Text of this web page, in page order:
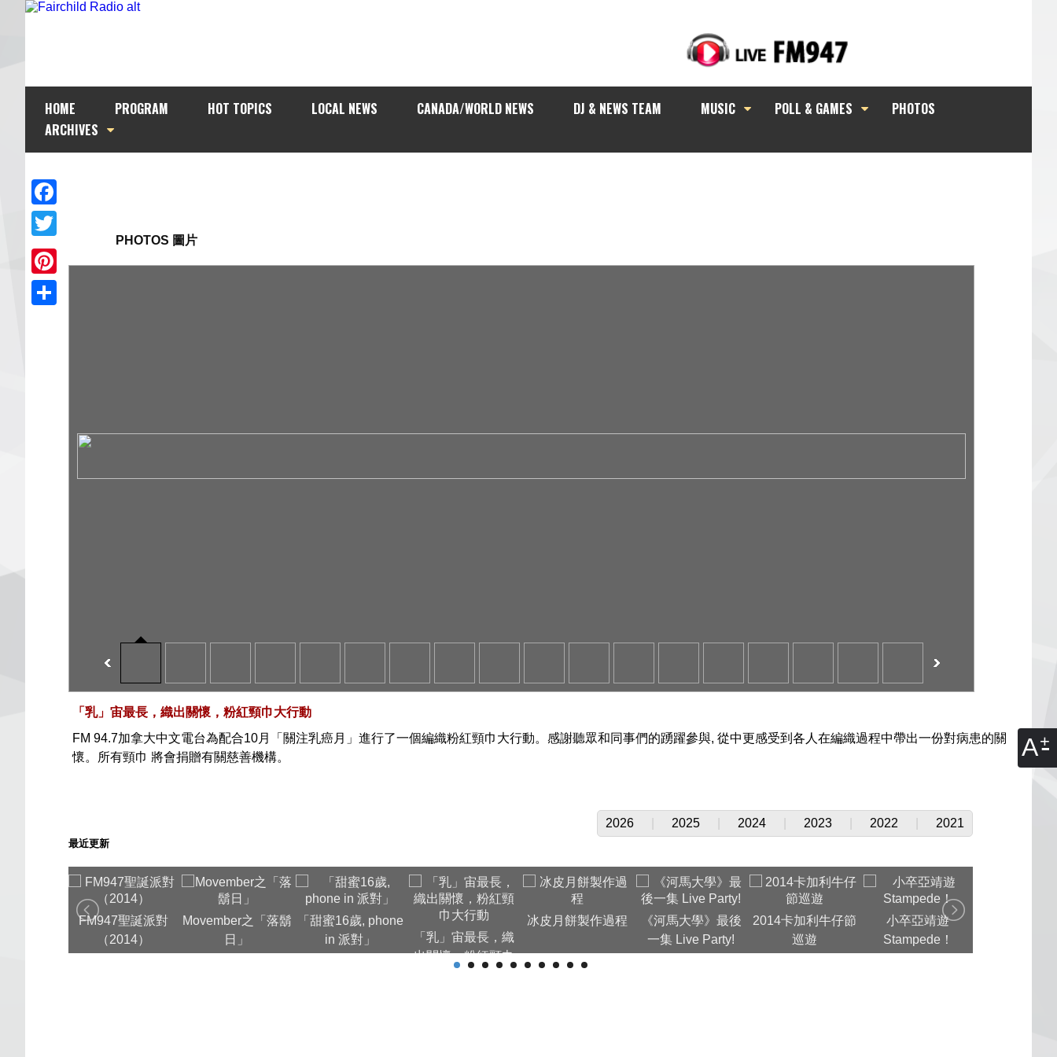
A
HOME PROGRAM HOT TOPICS LOCAL NEWS CANADA/WORLD NEWS DJ & NEWS TEAM MUSIC POLL & GAMES
PHOTOS
ARCHIVES
Facebook
Twitter
Pinterest
PHOTOS 圖片
「乳」宙最長，織出關懷，粉紅頸巾大行動
FM 94.7加拿大中文電台為配合10月「關注乳癌月」進行了一個編織粉紅頸巾大行動。感謝聽眾和同事們的踴躍參與, 從中更感受到各人在編織過程中帶出一份對病患的關
懷。所有頸巾 將會捐贈有關慈善機構。
2026 2025 2024 2023 2022 2021
最近更新
FM947聖誕派對
（2014）
Movember之「落鬍
日」
「甜蜜16歲, phone
in 派對」
「乳」宙最長，織
出關懷，粉紅頸巾
冰皮月餅製作過程
《河馬大學》最後
一集 Live Party!
2014卡加利牛仔節
巡遊
小卒亞靖遊
Stampede！